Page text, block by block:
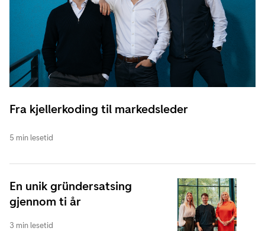
Fra kjellerkoding til markedsleder
5 min lesetid
En unik gründersatsing
gjennom ti år
3 min lesetid